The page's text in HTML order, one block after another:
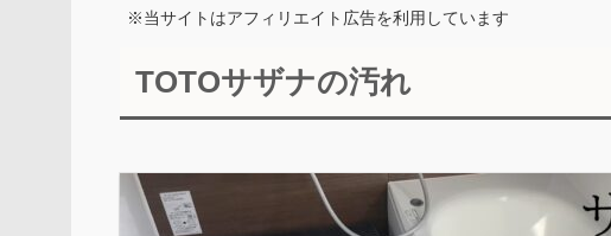
※当サイトはアフィリエイト広告を利用しています
TOTOサザナの汚れ